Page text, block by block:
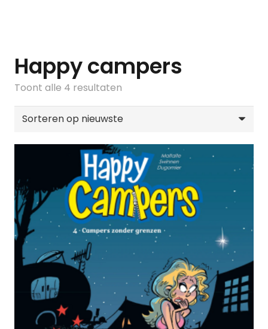
Happy campers
Toont alle 4 resultaten
op
nieuwste